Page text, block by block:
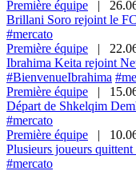
Première équipe
|
Brillani Soro rejoint le
#mercato
Première équipe
|
Ibrahima Keita rejoint
#BienvenueIbrahima
Première équipe
|
Départ de Shkelqim
#mercato
Première équipe
|
Plusieurs joueurs
#mercato